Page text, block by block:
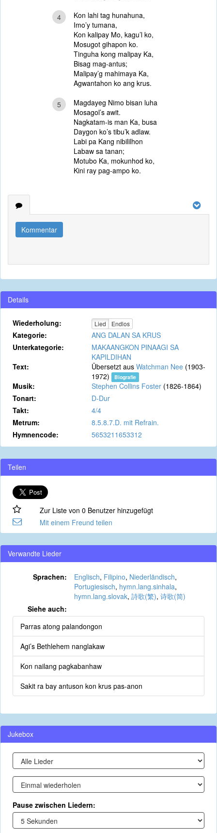
4
Kon lahi tag hunahuna,
Imo’y tumana,
Kon kalipay Mo, kagu’l ko,
Mosugot gihapon ko.
Tinguha kong malipay Ka,
Bisag mag-antus;
Malipay’g mahimaya Ka,
Agwantahon ko ang krus.
5
Magdayeg Nimo bisan luha
Mosagol’s awit.
Nagkatam-is man Ka, busa
Daygon ko’s tibu’k adlaw.
Labi pa Kang nibililhon
Labaw sa tanan;
Motubo Ka, mokunhod ko,
Kini ray pag-ampo ko.
Kommentar
Details
Wiederholung: Lied Endlos
Kategorie:
ANG DALAN SA KRUS
Unterkategorie:
MAKAANGKON PINAAGI SA
KAPILDIHAN
Text:
Übersetzt aus Watchman Nee (1903-
1972)
Biografie
Musik: Stephen Collins Foster (1826-1864)
Tonart:
D-Dur
Takt:
4/4
Metrum:
8.5.8.7.D. mit Refrain.
Hymnencode:
5653211653312
Teilen
Zur Liste von 0 Benutzer hinzugefügt
Mit einem Freund teilen
Verwandte Lieder
Sprachen: Englisch, Filipino, Niederländisch,
Portugiesisch, hymn.lang.sinhala,
hymn.lang.slovak, 詩歌(繁), 诗歌(简)
Siehe auch:
Parras atong palandongon
Agi’s Bethlehem nanglakaw
Kon nailang pagkabanhaw
Sakit ra bay antuson kon krus pas-anon
Jukebox
Pause zwischen Liedern: